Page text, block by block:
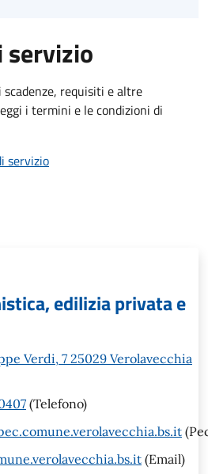
servizio
requisiti e altre
i termini e le condizioni di
servizio
edilizia privata e
Verdi, 7 25029 Verolavecchia
(Telefono)
(Email)